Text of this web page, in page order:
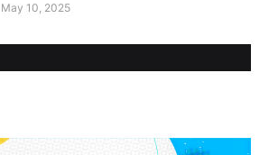
May 10, 2025